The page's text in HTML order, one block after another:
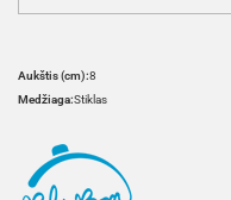
Aukštis (cm):8
Medžiaga:Stiklas